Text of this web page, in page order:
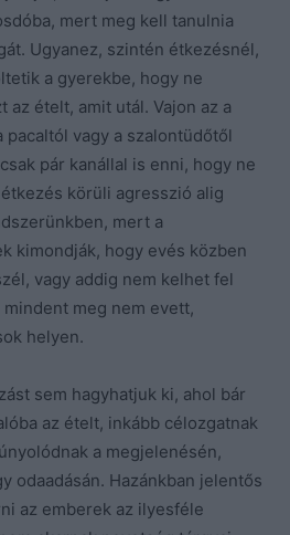
mert meg kell tanulnia
Ugyanez, szintén étkezésnél,
a gyerekbe, hogy ne
az ételt, amit utál. Vajon az a
vagy a szalontüdőtől
pár kanállal is enni, hogy ne
körüli agresszió alig
mert a
kimondják, hogy evés közben
vagy addig nem kelhet fel
meg nem evett,
helyen.
sem hagyhatjuk ki, ahol bár
az ételt, inkább célozgatnak
a megjelenésén,
odaadásán. Hazánkban jelentős
az emberek az ilyesféle